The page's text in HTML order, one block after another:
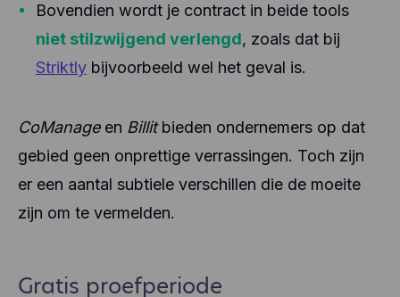
Bovendien wordt je contract in beide tools
niet stilzwijgend verlengd, zoals dat bij
Striktly bijvoorbeeld wel het geval is.
CoManageen Billitbieden ondernemers op dat
gebied geen onprettige verrassingen. Toch zijn
er een aantal subtiele verschillen die de moeite
zijn om te vermelden.
Gratis proefperiode